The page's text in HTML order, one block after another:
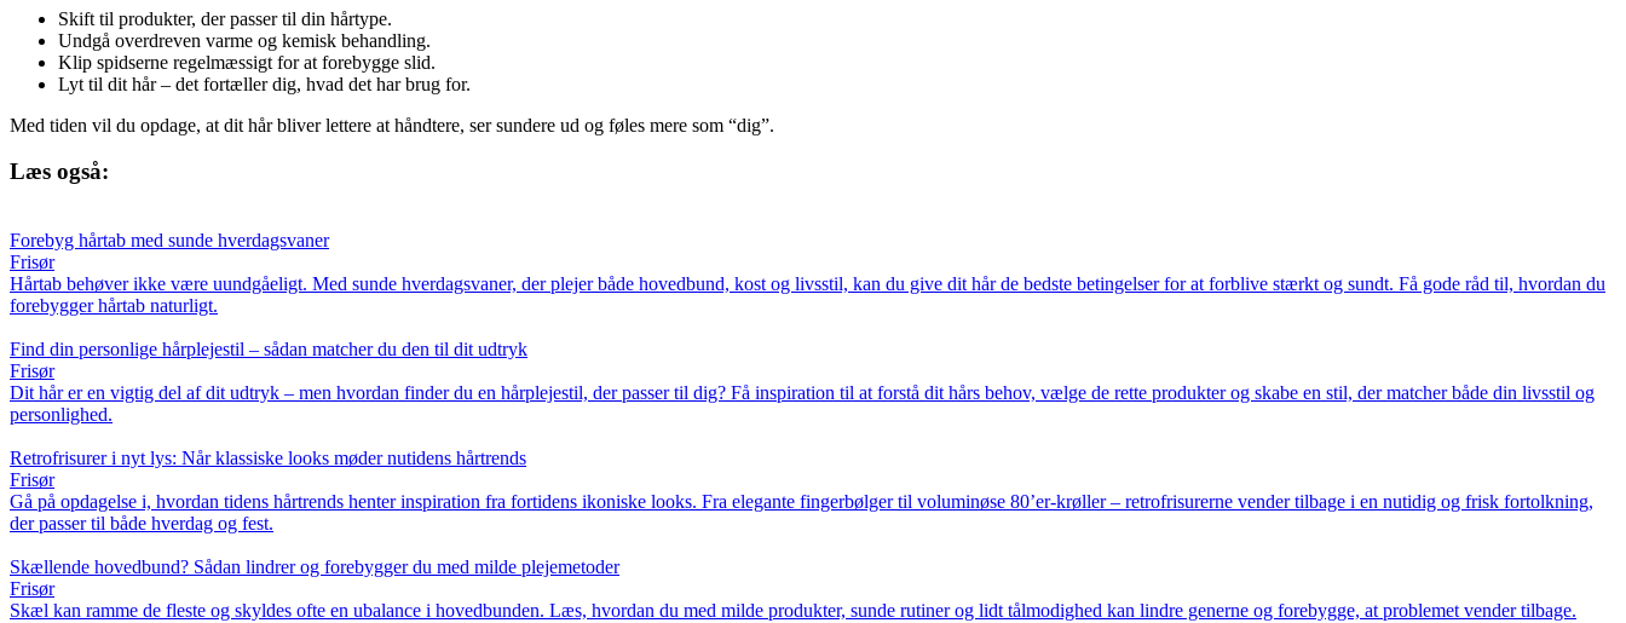
Skift til produkter, der passer til din hårtype.
Undgå overdreven varme og kemisk behandling.
Klip spidserne regelmæssigt for at forebygge slid.
Lyt til dit hår – det fortæller dig, hvad det har brug for.
Med tiden vil du opdage, at dit hår bliver lettere at håndtere, ser sundere ud og føles mere som “dig”.
Læs også:
Forebyg hårtab med sunde hverdagsvaner
Frisør
Hårtab behøver ikke være uundgåeligt. Med sunde hverdagsvaner, der plejer både hovedbund, kost og livsstil, kan du give dit hår de bedste betingelser for at forblive stærkt og sundt. Få gode råd til, hvordan du
forebygger hårtab naturligt.
Find din personlige hårplejestil – sådan matcher du den til dit udtryk
Frisør
Dit hår er en vigtig del af dit udtryk – men hvordan finder du en hårplejestil, der passer til dig? Få inspiration til at forstå dit hårs behov, vælge de rette produkter og skabe en stil, der matcher både din livsstil og
personlighed.
Retrofrisurer i nyt lys: Når klassiske looks møder nutidens hårtrends
Frisør
Gå på opdagelse i, hvordan tidens hårtrends henter inspiration fra fortidens ikoniske looks. Fra elegante fingerbølger til voluminøse 80’er-krøller – retrofrisurerne vender tilbage i en nutidig og frisk fortolkning,
der passer til både hverdag og fest.
Skællende hovedbund? Sådan lindrer og forebygger du med milde plejemetoder
Frisør
Skæl kan ramme de fleste og skyldes ofte en ubalance i hovedbunden. Læs, hvordan du med milde produkter, sunde rutiner og lidt tålmodighed kan lindre generne og forebygge, at problemet vender tilbage.